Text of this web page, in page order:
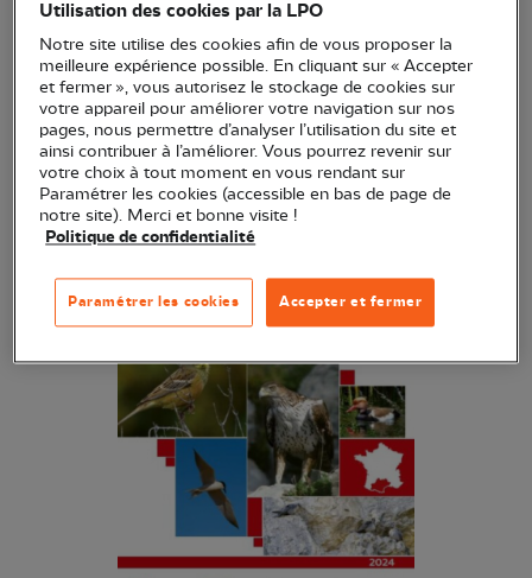
Fondée sur une solide base scientifique, la Liste
rouge de l’UICN est reconnue comme l’outil de
référence le plus fiable pour connaître le risque
d’extinction des espèces ou sous-espèces
végétales et animales.
Utilisation des cookies par la LPO
Notre site utilise des cookies afin de vous proposer la
meilleure expérience possible. En cliquant sur « Accepter
et fermer », vous autorisez le stockage de cookies sur
votre appareil pour améliorer votre navigation sur nos
pages, nous permettre d’analyser l’utilisation du site et
ainsi contribuer à l’améliorer. Vous pourrez revenir sur
votre choix à tout moment en vous rendant sur
Paramétrer les cookies (accessible en bas de page de
notre site). Merci et bonne visite !
Politique de confidentialité
Accepter et fermer
Paramétrer les cookies